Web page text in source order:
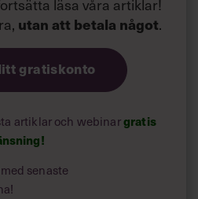
läsa våra artiklar!
utan att betala något.
gratiskonto
artiklar och webinargratis
med senaste